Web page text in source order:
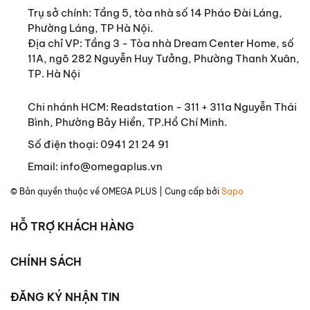
mối quan tâm cùng thời gian của ông.
Quan trọng nhất, Unger phân tích bản thân các
tác phẩm ở các khía cạnh đột phá, đặt trong
truyền thống nghệ thuật hiện thời, trong đối sánh
cùng đề tài, và đối chiếu với các phong cách
khác cùng thời (nổi bật là với Da Vinci và
Raphael); và đặt nó trong chiều sâu tinh thần của
người nghệ sĩ, trong sự xung đột triền miên, trong
tính khí khó ưa khó chiều của một người mà tố
chất thiên tài không phải là một món quà mà là
ta phải gánh lấy trong xác phàm của mình.
cuộc chiến tinh thần dữ dội và dai dẳng đó, dù,
trên phần đất của các chuẩn mực đạo đức và
Trụ sở chính: Tầng 5, tòa nhà số 14 Pháo Đài Láng,
Phường Láng, TP Hà Nội.
Địa chỉ VP: Tầng 3 - Tòa nhà Dream Center Home, số
11A, ngõ 282 Nguyễn Huy Tưởng, Phường Thanh Xuân,
TP. Hà Nội
Chi nhánh HCM: Readstation - 311 + 311a Nguyễn Thái
Bình, Phường Bảy Hiền, TP.Hồ Chí Minh.
Số điện thoại: 0941 21 24 91
Email: info@omegaplus.vn
© Bản quyền thuộc về OMEGA PLUS | Cung cấp bởi Sapo
HỖ TRỢ KHÁCH HÀNG
CHÍNH SÁCH
ĐĂNG KÝ NHẬN TIN